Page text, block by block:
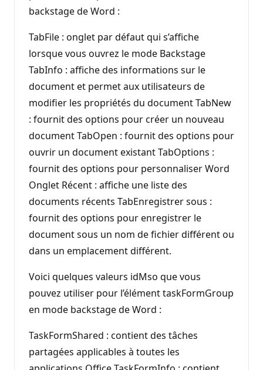
backstage de Word :
TabFile : onglet par défaut qui s’affiche
lorsque vous ouvrez le mode Backstage
TabInfo : affiche des informations sur le
document et permet aux utilisateurs de
modifier les propriétés du document TabNew
: fournit des options pour créer un nouveau
document TabOpen : fournit des options pour
ouvrir un document existant TabOptions :
fournit des options pour personnaliser Word
Onglet Récent : affiche une liste des
documents récents TabEnregistrer sous :
fournit des options pour enregistrer le
document sous un nom de fichier différent ou
dans un emplacement différent.
Voici quelques valeurs idMso que vous
pouvez utiliser pour l’élément taskFormGroup
en mode backstage de Word :
TaskFormShared : contient des tâches
partagées applicables à toutes les